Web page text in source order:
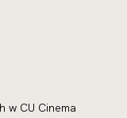
w CU Cinema